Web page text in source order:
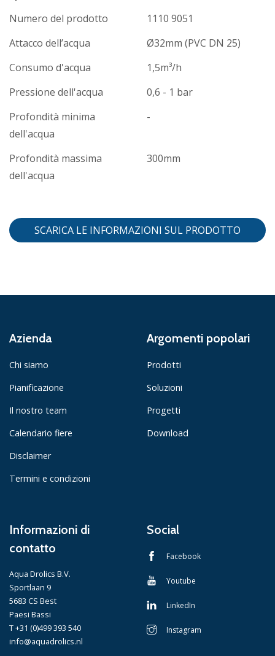
Numero del prodotto
1110 9051
Attacco dell’acqua
Ø32mm (PVC DN 25)
Consumo d'acqua
1,5m³/h
Pressione dell'acqua
0,6 - 1 bar
Profondità minima
dell'acqua
-
Profondità massima
dell'acqua
300mm
SCARICA LE INFORMAZIONI SUL PRODOTTO
Azienda
Chi siamo
Pianificazione
Il nostro team
Calendario fiere
Disclaimer
Termini e condizioni
Argomenti popolari
Prodotti
Soluzioni
Progetti
Download
Informazioni di
contatto
Aqua Drolics B.V.
Sportlaan 9
5683 CS Best
Paesi Bassi
T +31 (0)499 393 540
info@aquadrolics.nl
Social
Facebook
Youtube
LinkedIn
Instagram